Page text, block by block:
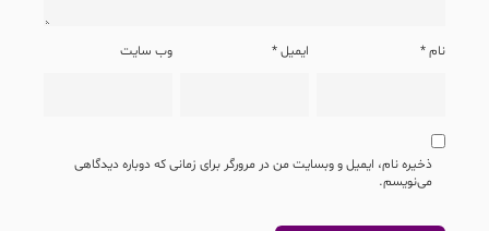
نام* ایمیل* وب‌ سایت
ذخیره نام، ایمیل و وبسایت من در مرورگر برای زمانی که دوباره دیدگاهی
می‌نویسم.